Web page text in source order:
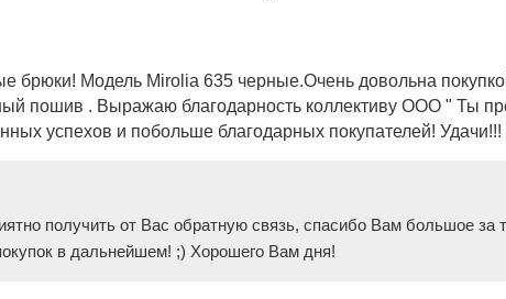
брюки! Модель Mirolia 635 черные.Очень довольна
пошив . Выражаю благодарность коллективу ООО " Ты
успехов и побольше благодарных покупателей! Удачи!!!
получить от Вас обратную связь, спасибо Вам большое
в дальнейшем! ;) Хорошего Вам дня!